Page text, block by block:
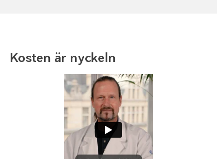
Kosten är nyckeln